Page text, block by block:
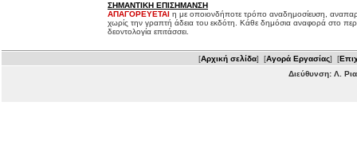
ΣΗΜΑΝΤΙΚΗ ΕΠΙΣΗΜΑΝΣΗ
ΑΠΑΓΟΡΕΥΕΤΑΙ η με οποιονδήποτε τρόπο αναδημοσίευση,
χωρίς την γραπτή άδεια του εκδότη. Κάθε δημόσια αναφορά στο
δεοντολογία επιτάσσει.
[Αρχική σελίδα] [Αγορά Εργασίας] [
Διεύθυνση: Λ.